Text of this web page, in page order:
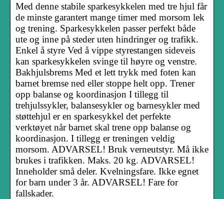
Med denne stabile sparkesykkelen med tre hjul får
de minste garantert mange timer med morsom lek
og trening. Sparkesykkelen passer perfekt både
ute og inne på steder uten hindringer og trafikk.
Enkel å styre Ved å vippe styrestangen sideveis
kan sparkesykkelen svinge til høyre og venstre.
Bakhjulsbrems Med et lett trykk med foten kan
barnet bremse ned eller stoppe helt opp. Trener
opp balanse og koordinasjon I tillegg til
trehjulssykler, balansesykler og barnesykler med
støttehjul er en sparkesykkel det perfekte
verktøyet når barnet skal trene opp balanse og
koordinasjon. I tillegg er treningen veldig
morsom. ADVARSEL! Bruk verneutstyr. Må ikke
brukes i trafikken. Maks. 20 kg. ADVARSEL!
Inneholder små deler. Kvelningsfare. Ikke egnet
for barn under 3 år. ADVARSEL! Fare for
fallskader.